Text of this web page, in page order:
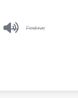
Festive